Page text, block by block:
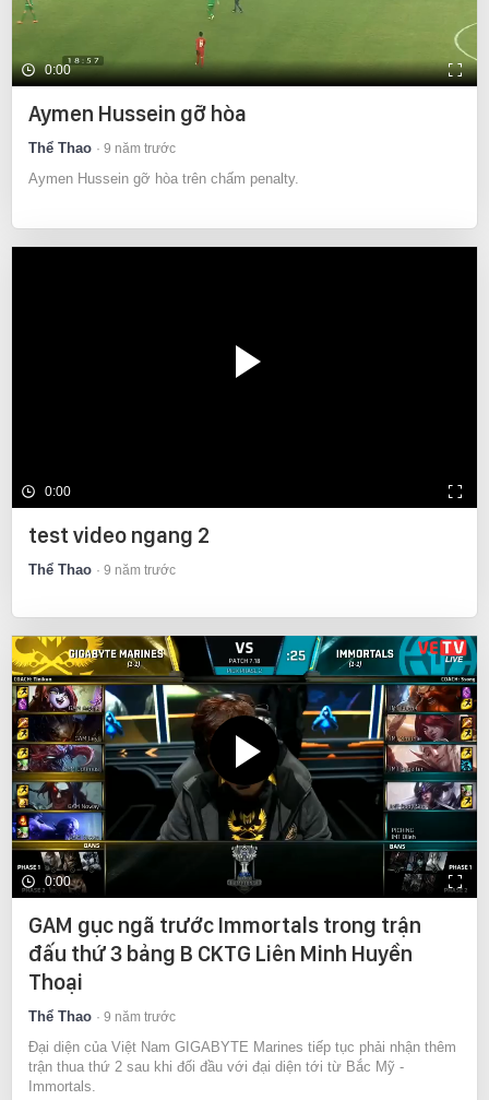
0:00
Aymen Hussein gỡ hòa
Thể Thao 9 năm trước
Aymen Hussein gỡ hòa trên chấm penalty.
0:00
Video hiện chưa sẵn sàng
test video ngang 2
Thể Thao 9 năm trước
0:00
GAM gục ngã trước Immortals trong trận
đấu thứ 3 bảng B CKTG Liên Minh Huyền
Thoại
Thể Thao 9 năm trước
Đại diện của Việt Nam GIGABYTE Marines tiếp tục phải nhận thêm
trận thua thứ 2 sau khi đối đầu với đại diện tới từ Bắc Mỹ -
Immortals.